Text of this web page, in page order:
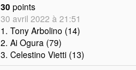
30 points
30 avril 2022 à 21:51
1. Tony Arbolino (14)
2. Ai Ogura (79)
3. Celestino Vietti (13)